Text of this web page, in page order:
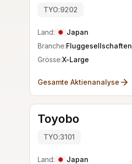
TYO:9202
Land:
Japan
Branche:Fluggesellschaften
Grösse:X-Large
Gesamte Aktienanalyse
Toyobo
TYO:3101
Land:
Japan